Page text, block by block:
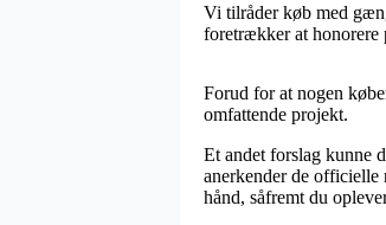
Vi tilråder køb med
foretrækker at honorere
Forud for at nogen
omfattende projekt.
Et andet forslag kunne
anerkender de officielle
hånd, såfremt du